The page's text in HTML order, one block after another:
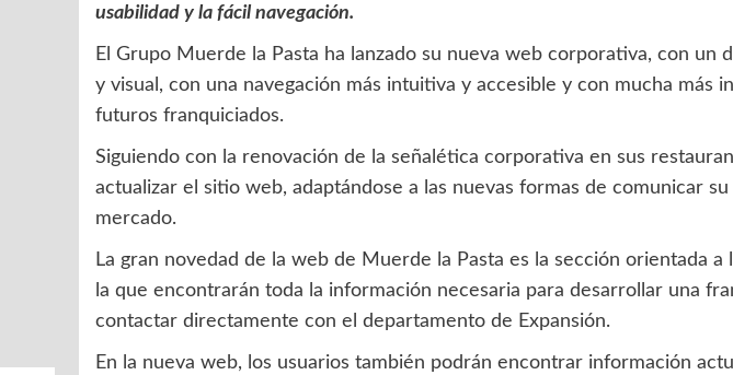
usabilidad y la fácil navegación.
El Grupo Muerde la Pasta ha lanzado su nueva web corporativa, con un
y visual, con una navegación más intuitiva y accesible y con mucha más
futuros franquiciados.
Siguiendo con la renovación de la señalética corporativa en sus
actualizar el sitio web, adaptándose a las nuevas formas de comunicar su
mercado.
La gran novedad de la web de Muerde la Pasta es la sección orientada
la que encontrarán toda la información necesaria para desarrollar una
contactar directamente con el departamento de Expansión.
En la nueva web, los usuarios también podrán encontrar información